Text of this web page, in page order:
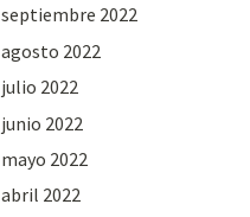
septiembre 2022
agosto 2022
julio 2022
junio 2022
mayo 2022
abril 2022